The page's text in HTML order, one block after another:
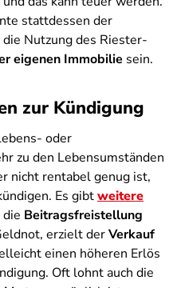
stattdessen der
Nutzung des Riester-
eigenen Immobilie sein.
zur Kündigung
oder
zu den Lebensumständen
nicht rentabel genug ist,
Es gibtweitere
Beitragsfreistellung
erzielt derVerkauf
einen höheren Erlös
Oft lohnt auch die